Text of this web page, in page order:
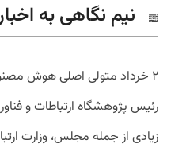
نیم نگاهی به اخبار
۲ خرداد متولی اصلی هوش
رئیس پژوهشگاه ارتباطات و
زیادی از جمله مجلس، وزارت